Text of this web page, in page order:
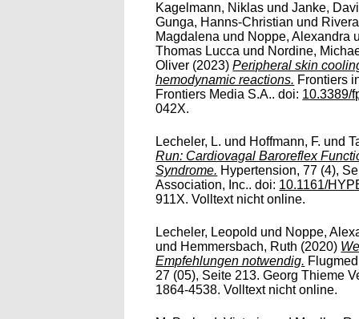
Kagelmann, Niklas undJanke,
Gunga, Hanns-Christian und
Magdalena und Noppe, Alexandra
Thomas Lucca und Nordine,
Oliver (2023)Peripheral skin
hemodynamic reactions. Frontiers
Frontiers Media S.A.. doi: 10.3389/
042X.
Lecheler, L. und Hoffmann, F. und
Run: Cardiovagal Baroreflex
Syndrome. Hypertension, 77 (4),
Association, Inc.. doi: 10.1161/
911X. Volltext nicht online.
Lecheler, Leopold und Noppe,
und Hemmersbach, Ruth (2020)
Empfehlungen notwendig.
27 (05), Seite 213. Georg Thieme
1864-4538. Volltext nicht online.